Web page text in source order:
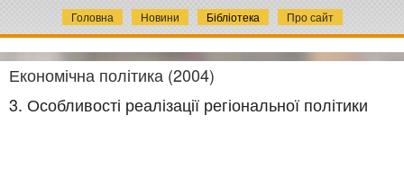
Головна Новини Бібліотека Про сайт
Економічна політика (2004)
3. Особливості реалізації регіональної політики